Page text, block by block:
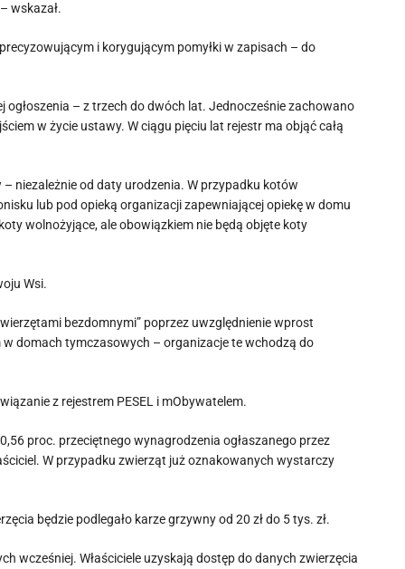
wskazał.
i korygującym pomyłki w zapisach – do
– z trzech do dwóch lat. Jednocześnie zachowano
w życie ustawy. W ciągu pięciu lat rejestr ma objąć całą
niezależnie od daty urodzenia. W przypadku kotów
lub pod opieką organizacji zapewniającej opiekę w domu
wolnożyjące, ale obowiązkiem nie będą objęte koty
Wsi.
bezdomnymi” poprzez uwzględnienie wprost
domach tymczasowych – organizacje te wchodzą do
z rejestrem PESEL i mObywatelem.
proc. przeciętnego wynagrodzenia ogłaszanego przez
W przypadku zwierząt już oznakowanych wystarczy
będzie podlegało karze grzywny od 20 zł do 5 tys. zł.
wcześniej. Właściciele uzyskają dostęp do danych zwierzęcia